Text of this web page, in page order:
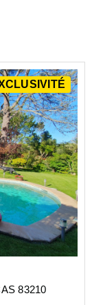
83210